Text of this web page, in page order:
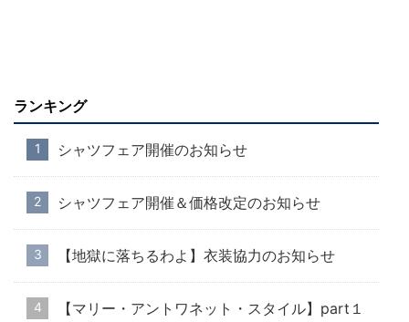
ランキング
シャツフェア開催のお知らせ
シャツフェア開催＆価格改定のお知らせ
【地獄に落ちるわよ】衣装協力のお知らせ
【マリー・アントワネット・スタイル】part１